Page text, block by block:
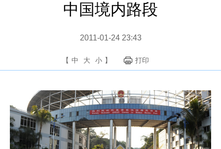
中国境内路段
2011-01-24 23:43
【 中 大 小 】 打印